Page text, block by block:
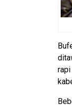
rapi